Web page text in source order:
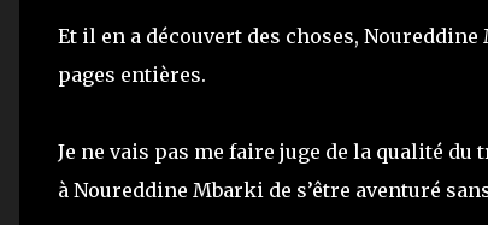
Et il en a découvert des choses,
pages entières.
Je ne vais pas me faire juge de la qualité
à Noureddine Mbarki de s’être aventuré